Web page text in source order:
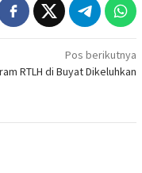
Pos berikutnya
RTLH di Buyat Dikeluhkan